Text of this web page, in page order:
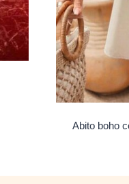
Abito boho